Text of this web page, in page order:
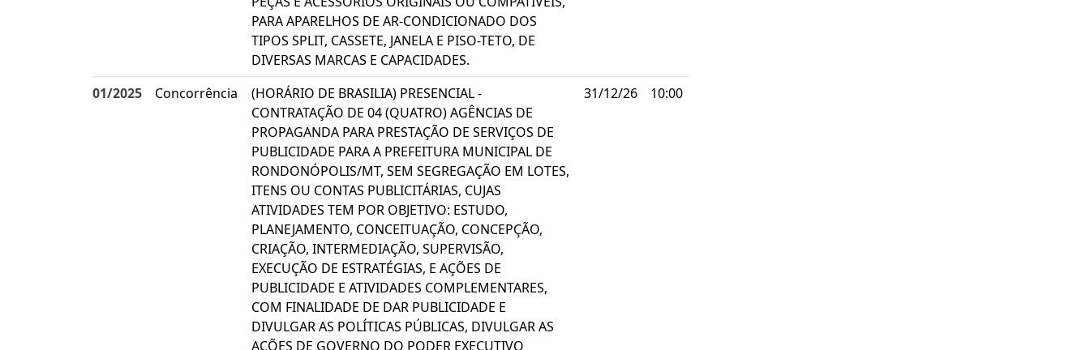
PARA APARELHOS DE AR-CONDICIONADO DOS
TIPOS SPLIT, CASSETE, JANELA E PISO-TETO, DE
DIVERSAS MARCAS E CAPACIDADES.
01/2025 Concorrência
(HORÁRIO DE BRASILIA) PRESENCIAL -
CONTRATAÇÃO DE 04 (QUATRO) AGÊNCIAS DE
PROPAGANDA PARA PRESTAÇÃO DE SERVIÇOS DE
PUBLICIDADE PARA A PREFEITURA MUNICIPAL DE
RONDONÓPOLIS/MT, SEM SEGREGAÇÃO EM LOTES,
ITENS OU CONTAS PUBLICITÁRIAS, CUJAS
ATIVIDADES TEM POR OBJETIVO: ESTUDO,
PLANEJAMENTO, CONCEITUAÇÃO, CONCEPÇÃO,
CRIAÇÃO, INTERMEDIAÇÃO, SUPERVISÃO,
EXECUÇÃO DE ESTRATÉGIAS, E AÇÕES DE
PUBLICIDADE E ATIVIDADES COMPLEMENTARES,
COM FINALIDADE DE DAR PUBLICIDADE E
DIVULGAR AS POLÍTICAS PÚBLICAS, DIVULGAR AS
AÇÕES DE GOVERNO DO PODER EXECUTIVO
31/12/26 10:00